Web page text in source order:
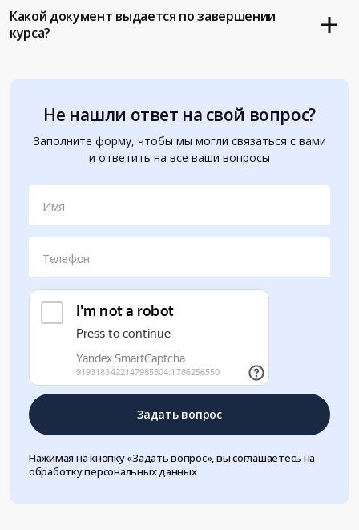
Не нашли ответ на свой вопрос?
Заполните форму, чтобы мы могли связаться с вами
и ответить на все ваши вопросы
Имя
Телефон
Задать вопрос
Нажимая на кнопку «Задать вопрос», вы соглашаетесь на
обработку персональных данных
Какой документ выдается по завершении
курса?